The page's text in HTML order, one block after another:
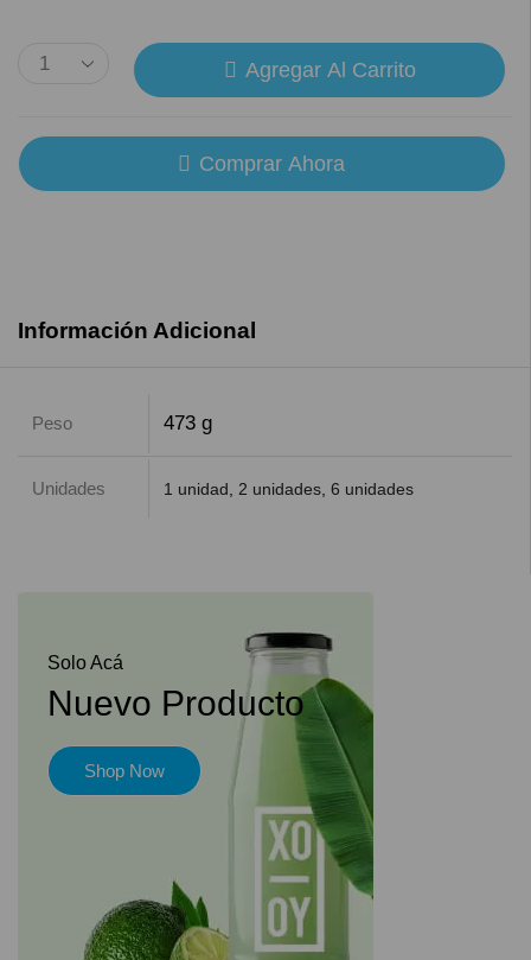
Agregar Al Carrito
Comprar Ahora
Información Adicional
Peso 473 g
Unidades 1 unidad 2 unidades 6 unidades
Solo Acá
Nuevo Producto
Shop Now